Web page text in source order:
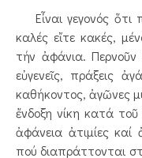
Εἶναι γεγονός ὅτι
καλές εἴτε κακές,
τήν ἀφάνια.
εὐγενεῖς, πράξεις
καθήκοντος, ἀγῶνες
ἔνδοξη νίκη κατά
ἀφάνεια ἀτιμίες
πού διαπράττονται